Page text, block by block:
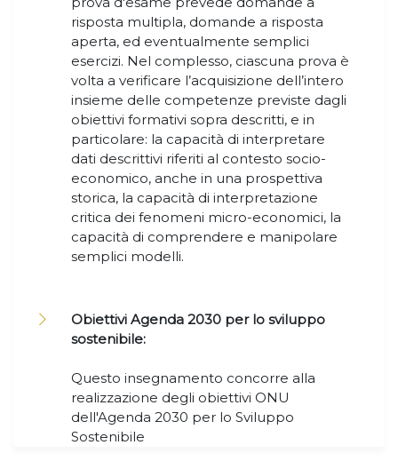
risposta multipla, domande a risposta
aperta, ed eventualmente semplici
esercizi. Nel complesso, ciascuna prova è
volta a verificare l’acquisizione dell’intero
insieme delle competenze previste dagli
obiettivi formativi sopra descritti, e in
particolare: la capacità di interpretare
dati descrittivi riferiti al contesto socio-
economico, anche in una prospettiva
storica, la capacità di interpretazione
critica dei fenomeni micro-economici, la
capacità di comprendere e manipolare
semplici modelli.
Obiettivi Agenda 2030 per lo sviluppo
sostenibile:
Questo insegnamento concorre alla
realizzazione degli obiettivi ONU
dell'Agenda 2030 per lo Sviluppo
Sostenibile